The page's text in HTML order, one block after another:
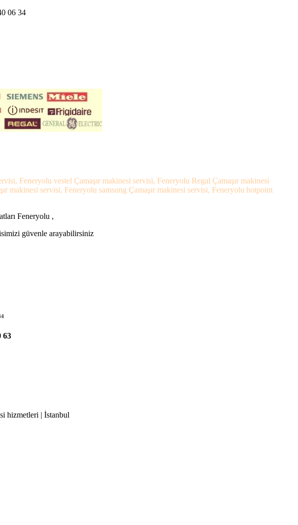
06 34
Feneryolu vestel Çamaşır makinesi servisi, Feneryolu Regal Çamaşır makinesi
makinesi servisi, Feneryolu samsung Çamaşır makinesi servisi, Feneryolu hotpoint
Feneryolu ,
güvenle arayabilirsiniz
63
hizmetleri | İstanbul